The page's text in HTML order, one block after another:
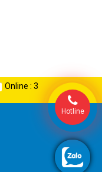
Online : 3
Hotline